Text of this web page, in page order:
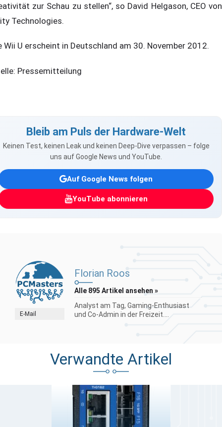
zur Schau zu stellen“, so David Helgason, CEO von
Technologies.
Wii U erscheint in Deutschland am 30. November 2012.
Pressemitteilung
Bleib am Puls der Hardware-Welt
Keinen Test, keinen Leak und keinen Deep-Dive verpassen – folge
uns auf Google News und YouTube.
Auf Google News folgen
YouTube abonnieren
E-Mail
Florian Roos
Alle 895 Artikel ansehen »
Analyst am Tag, Gaming-Enthusiast
und Co-Admin in der Freizeit....
Verwandte Artikel